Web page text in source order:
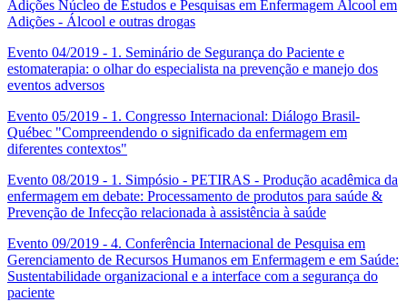
Adições Núcleo de Estudos e Pesquisas em Enfermagem Álcool em
Adições - Álcool e outras drogas
Evento 04/2019 - 1. Seminário de Segurança do Paciente e
estomaterapia: o olhar do especialista na prevenção e manejo dos
eventos adversos
Evento 05/2019 - 1. Congresso Internacional: Diálogo Brasil-
Québec "Compreendendo o significado da enfermagem em
diferentes contextos"
Evento 08/2019 - 1. Simpósio - PETIRAS - Produção acadêmica da
enfermagem em debate: Processamento de produtos para saúde &
Prevenção de Infecção relacionada à assistência à saúde
Evento 09/2019 - 4. Conferência Internacional de Pesquisa em
Gerenciamento de Recursos Humanos em Enfermagem e em Saúde:
Sustentabilidade organizacional e a interface com a segurança do
paciente